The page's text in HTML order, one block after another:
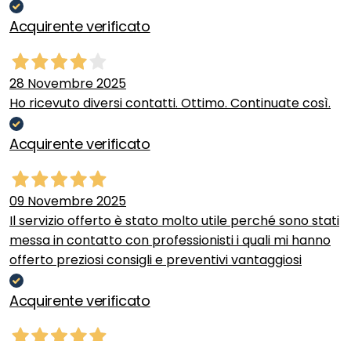
Acquirente verificato
28 Novembre 2025
Ho ricevuto diversi contatti. Ottimo. Continuate così.
Acquirente verificato
09 Novembre 2025
Il servizio offerto è stato molto utile perché sono stati
messa in contatto con professionisti i quali mi hanno
offerto preziosi consigli e preventivi vantaggiosi
Acquirente verificato